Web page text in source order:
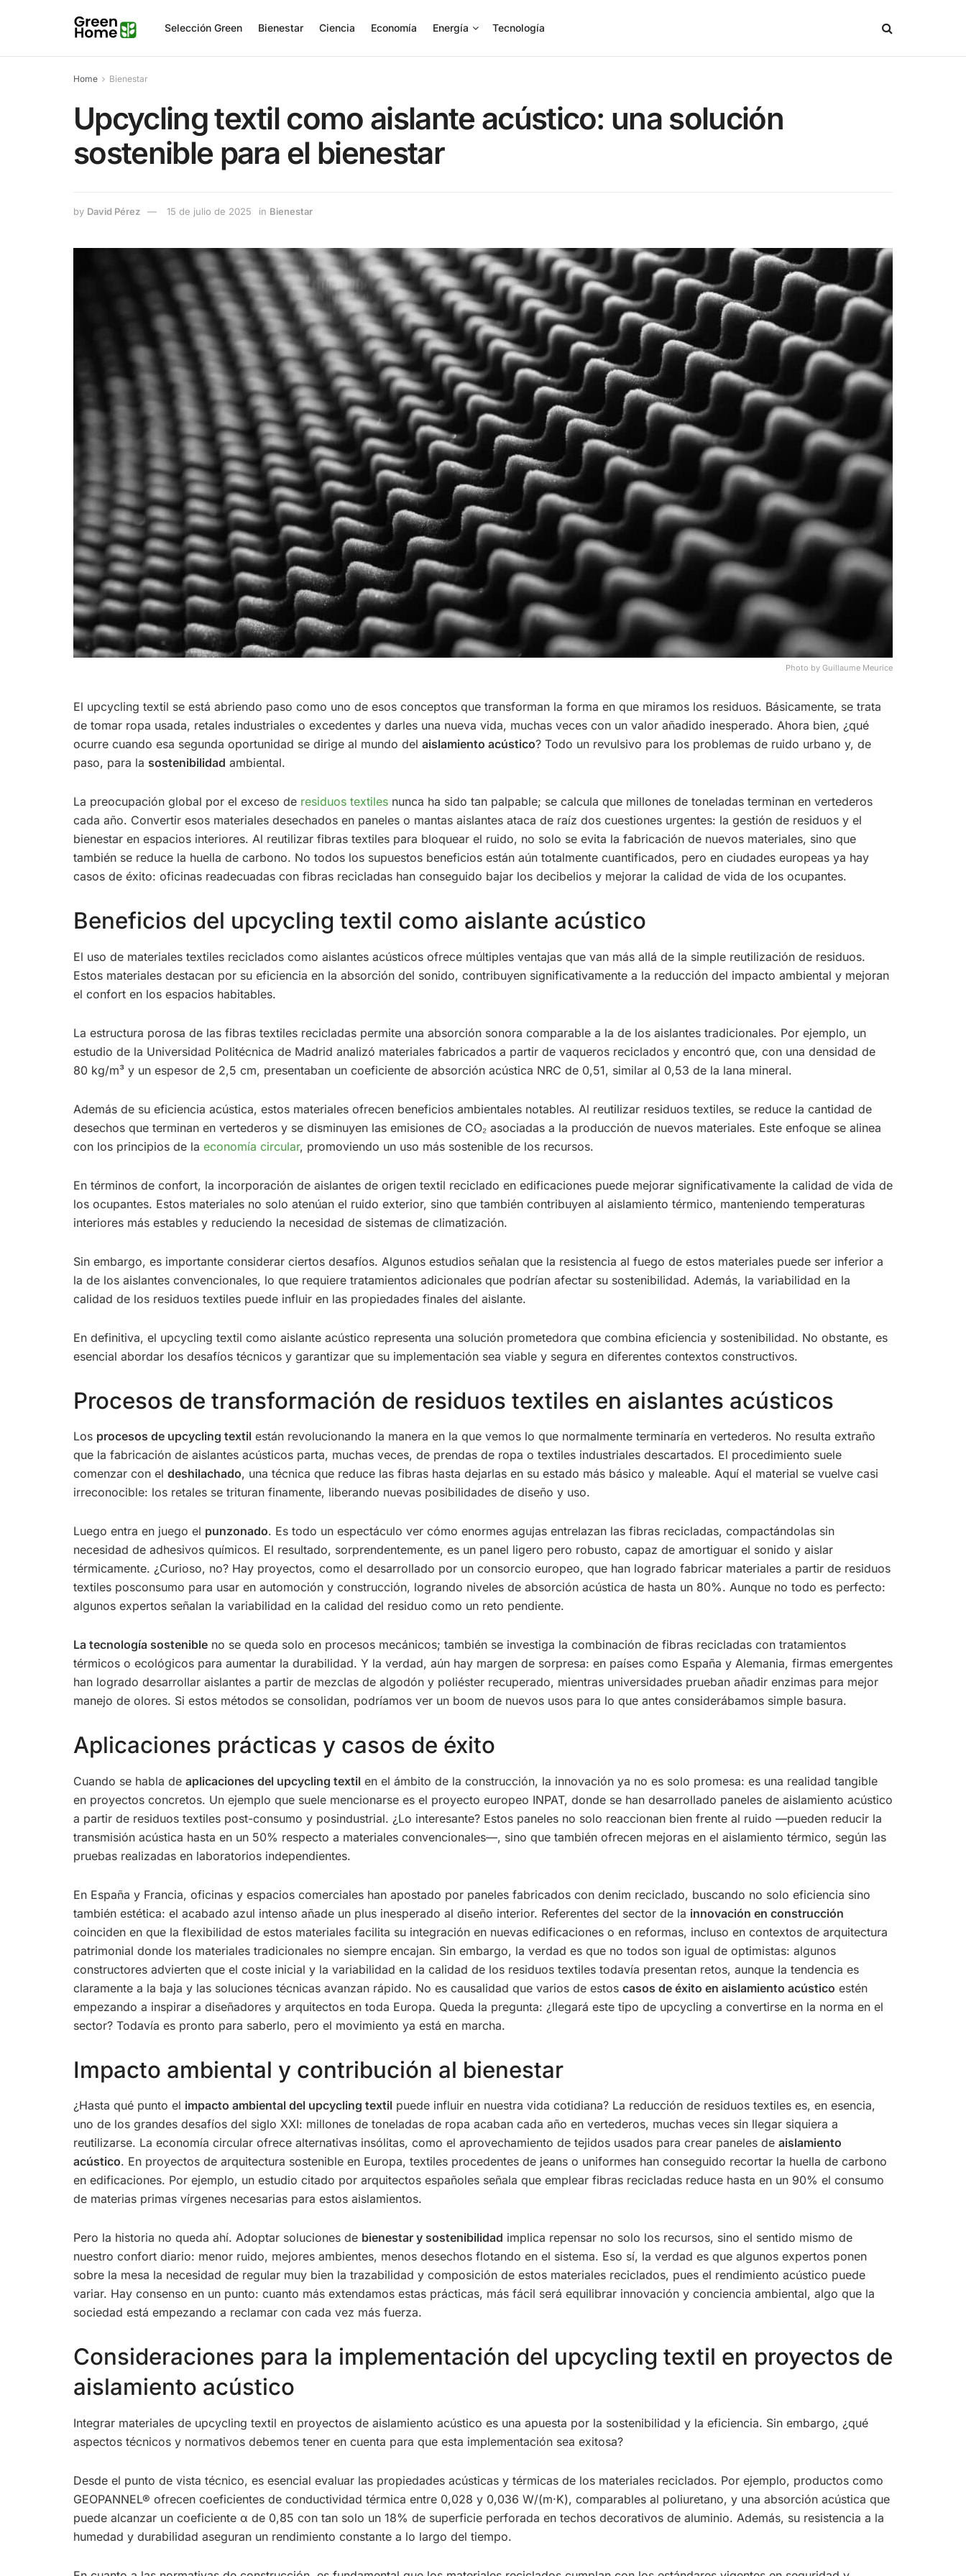
Selección Green Bienestar Ciencia Economía Energía Tecnología
Home Bienestar
Upcycling textil como aislante acústico: una solución
sostenible para el bienestar
by David Pérez 15 de julio de 2025 in Bienestar
Photo by Guillaume Meurice
El upcycling textil se está abriendo paso como uno de esos conceptos que transforman la forma en que miramos los residuos. Básicamente, se trata
de tomar ropa usada, retales industriales o excedentes y darles una nueva vida, muchas veces con un valor añadido inesperado. Ahora bien, ¿qué
ocurre cuando esa segunda oportunidad se dirige al mundo del aislamiento acústico? Todo un revulsivo para los problemas de ruido urbano y, de
paso, para la sostenibilidad ambiental.
La preocupación global por el exceso de residuos textiles nunca ha sido tan palpable; se calcula que millones de toneladas terminan en vertederos
cada año. Convertir esos materiales desechados en paneles o mantas aislantes ataca de raíz dos cuestiones urgentes: la gestión de residuos y el
bienestar en espacios interiores. Al reutilizar fibras textiles para bloquear el ruido, no solo se evita la fabricación de nuevos materiales, sino que
también se reduce la huella de carbono. No todos los supuestos beneficios están aún totalmente cuantificados, pero en ciudades europeas ya hay
casos de éxito: oficinas readecuadas con fibras recicladas han conseguido bajar los decibelios y mejorar la calidad de vida de los ocupantes.
Beneficios del upcycling textil como aislante acústico
El uso de materiales textiles reciclados como aislantes acústicos ofrece múltiples ventajas que van más allá de la simple reutilización de residuos.
Estos materiales destacan por su eficiencia en la absorción del sonido, contribuyen significativamente a la reducción del impacto ambiental y mejoran
el confort en los espacios habitables.
La estructura porosa de las fibras textiles recicladas permite una absorción sonora comparable a la de los aislantes tradicionales. Por ejemplo, un
estudio de la Universidad Politécnica de Madrid analizó materiales fabricados a partir de vaqueros reciclados y encontró que, con una densidad de
80 kg/m³ y un espesor de 2,5 cm, presentaban un coeficiente de absorción acústica NRC de 0,51, similar al 0,53 de la lana mineral.
Además de su eficiencia acústica, estos materiales ofrecen beneficios ambientales notables. Al reutilizar residuos textiles, se reduce la cantidad de
desechos que terminan en vertederos y se disminuyen las emisiones de CO₂ asociadas a la producción de nuevos materiales. Este enfoque se alinea
con los principios de la economía circular, promoviendo un uso más sostenible de los recursos.
En términos de confort, la incorporación de aislantes de origen textil reciclado en edificaciones puede mejorar significativamente la calidad de vida de
los ocupantes. Estos materiales no solo atenúan el ruido exterior, sino que también contribuyen al aislamiento térmico, manteniendo temperaturas
interiores más estables y reduciendo la necesidad de sistemas de climatización.
Sin embargo, es importante considerar ciertos desafíos. Algunos estudios señalan que la resistencia al fuego de estos materiales puede ser inferior a
la de los aislantes convencionales, lo que requiere tratamientos adicionales que podrían afectar su sostenibilidad. Además, la variabilidad en la
calidad de los residuos textiles puede influir en las propiedades finales del aislante.
En definitiva, el upcycling textil como aislante acústico representa una solución prometedora que combina eficiencia y sostenibilidad. No obstante, es
esencial abordar los desafíos técnicos y garantizar que su implementación sea viable y segura en diferentes contextos constructivos.
Procesos de transformación de residuos textiles en aislantes acústicos
Los procesos de upcycling textil están revolucionando la manera en la que vemos lo que normalmente terminaría en vertederos. No resulta extraño
que la fabricación de aislantes acústicos parta, muchas veces, de prendas de ropa o textiles industriales descartados. El procedimiento suele
comenzar con el deshilachado, una técnica que reduce las fibras hasta dejarlas en su estado más básico y maleable. Aquí el material se vuelve casi
irreconocible: los retales se trituran finamente, liberando nuevas posibilidades de diseño y uso.
Luego entra en juego el punzonado. Es todo un espectáculo ver cómo enormes agujas entrelazan las fibras recicladas, compactándolas sin
necesidad de adhesivos químicos. El resultado, sorprendentemente, es un panel ligero pero robusto, capaz de amortiguar el sonido y aislar
térmicamente. ¿Curioso, no? Hay proyectos, como el desarrollado por un consorcio europeo, que han logrado fabricar materiales a partir de residuos
textiles posconsumo para usar en automoción y construcción, logrando niveles de absorción acústica de hasta un 80%. Aunque no todo es perfecto:
algunos expertos señalan la variabilidad en la calidad del residuo como un reto pendiente.
La tecnología sostenible no se queda solo en procesos mecánicos; también se investiga la combinación de fibras recicladas con tratamientos
térmicos o ecológicos para aumentar la durabilidad. Y la verdad, aún hay margen de sorpresa: en países como España y Alemania, firmas emergentes
han logrado desarrollar aislantes a partir de mezclas de algodón y poliéster recuperado, mientras universidades prueban añadir enzimas para mejor
manejo de olores. Si estos métodos se consolidan, podríamos ver un boom de nuevos usos para lo que antes considerábamos simple basura.
Aplicaciones prácticas y casos de éxito
Cuando se habla de aplicaciones del upcycling textil en el ámbito de la construcción, la innovación ya no es solo promesa: es una realidad tangible
en proyectos concretos. Un ejemplo que suele mencionarse es el proyecto europeo INPAT, donde se han desarrollado paneles de aislamiento acústico
a partir de residuos textiles post-consumo y posindustrial. ¿Lo interesante? Estos paneles no solo reaccionan bien frente al ruido —pueden reducir la
transmisión acústica hasta en un 50% respecto a materiales convencionales—, sino que también ofrecen mejoras en el aislamiento térmico, según las
pruebas realizadas en laboratorios independientes.
En España y Francia, oficinas y espacios comerciales han apostado por paneles fabricados con denim reciclado, buscando no solo eficiencia sino
también estética: el acabado azul intenso añade un plus inesperado al diseño interior. Referentes del sector de la innovación en construcción
coinciden en que la flexibilidad de estos materiales facilita su integración en nuevas edificaciones o en reformas, incluso en contextos de arquitectura
patrimonial donde los materiales tradicionales no siempre encajan. Sin embargo, la verdad es que no todos son igual de optimistas: algunos
constructores advierten que el coste inicial y la variabilidad en la calidad de los residuos textiles todavía presentan retos, aunque la tendencia es
claramente a la baja y las soluciones técnicas avanzan rápido. No es causalidad que varios de estos casos de éxito en aislamiento acústico estén
empezando a inspirar a diseñadores y arquitectos en toda Europa. Queda la pregunta: ¿llegará este tipo de upcycling a convertirse en la norma en el
sector? Todavía es pronto para saberlo, pero el movimiento ya está en marcha.
Impacto ambiental y contribución al bienestar
¿Hasta qué punto el impacto ambiental del upcycling textil puede influir en nuestra vida cotidiana? La reducción de residuos textiles es, en esencia,
uno de los grandes desafíos del siglo XXI: millones de toneladas de ropa acaban cada año en vertederos, muchas veces sin llegar siquiera a
reutilizarse. La economía circular ofrece alternativas insólitas, como el aprovechamiento de tejidos usados para crear paneles de aislamiento
acústico. En proyectos de arquitectura sostenible en Europa, textiles procedentes de jeans o uniformes han conseguido recortar la huella de carbono
en edificaciones. Por ejemplo, un estudio citado por arquitectos españoles señala que emplear fibras recicladas reduce hasta en un 90% el consumo
de materias primas vírgenes necesarias para estos aislamientos.
Pero la historia no queda ahí. Adoptar soluciones de bienestar y sostenibilidad implica repensar no solo los recursos, sino el sentido mismo de
nuestro confort diario: menor ruido, mejores ambientes, menos desechos flotando en el sistema. Eso sí, la verdad es que algunos expertos ponen
sobre la mesa la necesidad de regular muy bien la trazabilidad y composición de estos materiales reciclados, pues el rendimiento acústico puede
variar. Hay consenso en un punto: cuanto más extendamos estas prácticas, más fácil será equilibrar innovación y conciencia ambiental, algo que la
sociedad está empezando a reclamar con cada vez más fuerza.
Consideraciones para la implementación del upcycling textil en proyectos de
aislamiento acústico
Integrar materiales de upcycling textil en proyectos de aislamiento acústico es una apuesta por la sostenibilidad y la eficiencia. Sin embargo, ¿qué
aspectos técnicos y normativos debemos tener en cuenta para que esta implementación sea exitosa?
Desde el punto de vista técnico, es esencial evaluar las propiedades acústicas y térmicas de los materiales reciclados. Por ejemplo, productos como
GEOPANNEL® ofrecen coeficientes de conductividad térmica entre 0,028 y 0,036 W/(m·K), comparables al poliuretano, y una absorción acústica que
puede alcanzar un coeficiente α de 0,85 con tan solo un 18% de superficie perforada en techos decorativos de aluminio. Además, su resistencia a la
humedad y durabilidad aseguran un rendimiento constante a lo largo del tiempo.